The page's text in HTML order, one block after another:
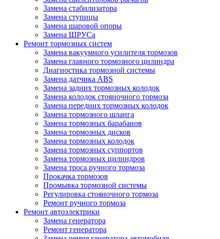
Замена стабилизатора
Замена ступицы
Замена шаровой опоры
Замена ШРУСа
Ремонт тормозных систем
Замена вакуумного усилителя тормозов
Замена главного тормозного цилиндра
Диагностика тормозной системы
Замена датчика ABS
Замена задних тормозных колодок
Замена колодок стояночного тормоза
Замена передних тормозных колодок
Замена тормозного шланга
Замена тормозных барабанов
Замена тормозных дисков
Замена тормозных колодок
Замена тормозных суппортов
Замена тормозных цилиндров
Замена троса ручного тормоза
Прокачка тормозов
Промывка тормозной системы
Регулировка стояночного тормоза
Ремонт ручного тормоза
Ремонт автоэлектрики
Замена генератора
Ремонт генератора